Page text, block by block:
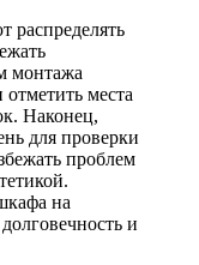
распределять
монтажа
места
Наконец,
для проверки
проблем
на
и